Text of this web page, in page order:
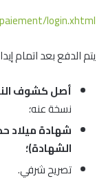
login.xhtml
يتم الدفع بعد اتمام
أصل كشوف
نسخة عنه؛
شهادة ميلاد
الشهادة)؛
تصريح شرفي.